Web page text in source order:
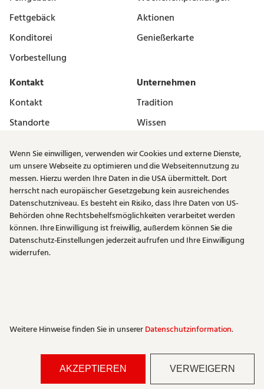
Fettgebäck
Konditorei
Vorbestellung
Aktionen
Genießerkarte
Kontakt
Kontakt
Standorte
Newsletter
Unternehmen
Tradition
Wissen
Rechtliches
Impressum
Datenschutz
AGB
Vereint mit im Haus der Bäcker
Wenn Sie einwilligen, verwenden wir Cookies und externe Dienste,
um unsere Webseite zu optimieren und die Webseitennutzung zu
messen. Hierzu werden Ihre Daten in die USA übermittelt. Dort
herrscht nach europäischer Gesetzgebung kein ausreichendes
Datenschutzniveau. Es besteht ein Risiko, dass Ihre Daten von US-
Behörden ohne Rechtsbehelfsmöglichkeiten verarbeitet werden
können. Ihre Einwilligung ist freiwillig, außerdem können Sie die
Datenschutz-Einstellungen jederzeit aufrufen und Ihre Einwilligung
widerrufen.
Weitere Hinweise finden Sie in unsererDatenschutzinformation.
AKZEPTIEREN VERWEIGERN